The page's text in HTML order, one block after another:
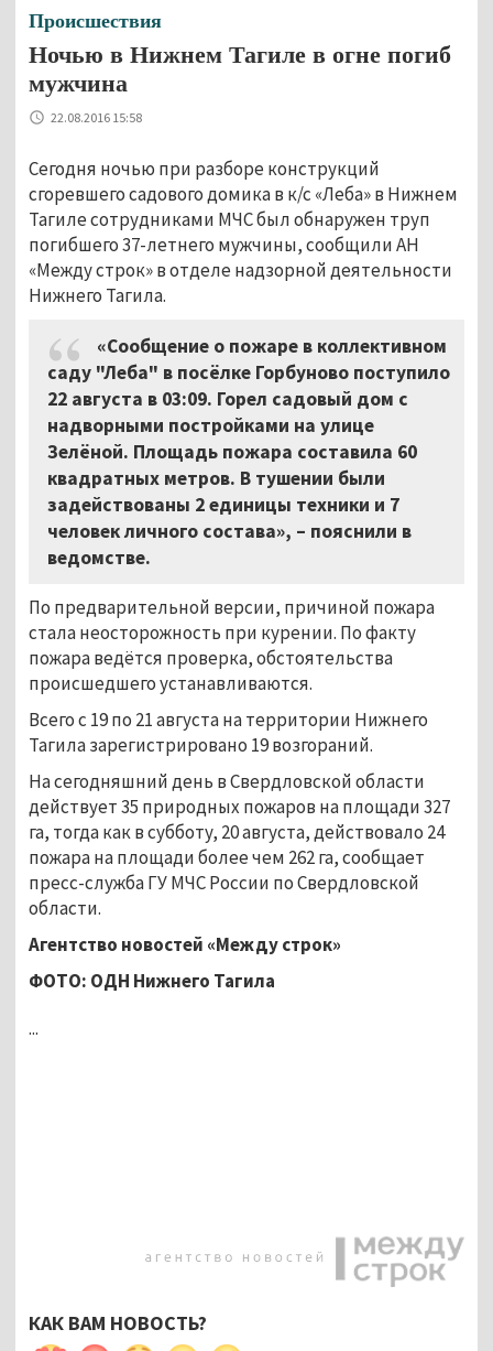
Происшествия
Ночью в Нижнем Тагиле в огне погиб
мужчина
22.08.2016 15:58
Сегодня ночью при разборе конструкций
сгоревшего садового домика в к/с «Леба» в Нижнем
Тагиле сотрудниками МЧС был обнаружен труп
погибшего 37-летнего мужчины, сообщили АН
«Между строк» в отделе надзорной деятельности
Нижнего Тагила.
«Сообщение о пожаре в коллективном
саду "Леба" в посёлке Горбуново поступило
22 августа в 03:09. Горел садовый дом с
надворными постройками на улице
Зелёной. Площадь пожара составила 60
квадратных метров. В тушении были
задействованы 2 единицы техники и 7
человек личного состава», – пояснили в
ведомстве.
По предварительной версии, причиной пожара
стала неосторожность при курении. По факту
пожара ведётся проверка, обстоятельства
происшедшего устанавливаются.
Всего с 19 по 21 августа на территории Нижнего
Тагила зарегистрировано 19 возгораний.
На сегодняшний день в Свердловской области
действует 35 природных пожаров на площади 327
га, тогда как в субботу, 20 августа, действовало 24
пожара на площади более чем 262 га, сообщает
пресс-служба ГУ МЧС России по Свердловской
области.
Агентство новостей «Между строк»
ФОТО: ОДН Нижнего Тагила
...
КАК ВАМ НОВОСТЬ?